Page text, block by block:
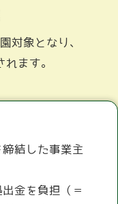
対象となり、
ます。
結した事業主
金を負担（＝